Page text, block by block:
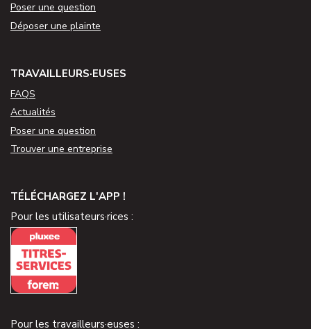
Poser une question
Déposer une plainte
TRAVAILLEURS·EUSES
FAQS
Actualités
Poser une question
Trouver une entreprise
TÉLÉCHARGEZ L'APP !
Pour les utilisateurs·rices :
Pour les travailleurs·euses :